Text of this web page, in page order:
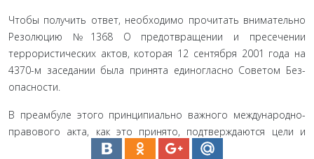
Чтобы получить ответ, необходимо прочитать внима­тельно
Резолюцию №1368 О предотвращении и пресечении
террористических актов, которая 12 сентября 2001 года на
4370-м заседании была принята единогласно Советом Без­
опасности.
В преамбуле этого принципиально важного междуна­родно-
правового акта, как это принято, подтверждаются цели и
принципы Устава ООН, выражается решимость все­ми